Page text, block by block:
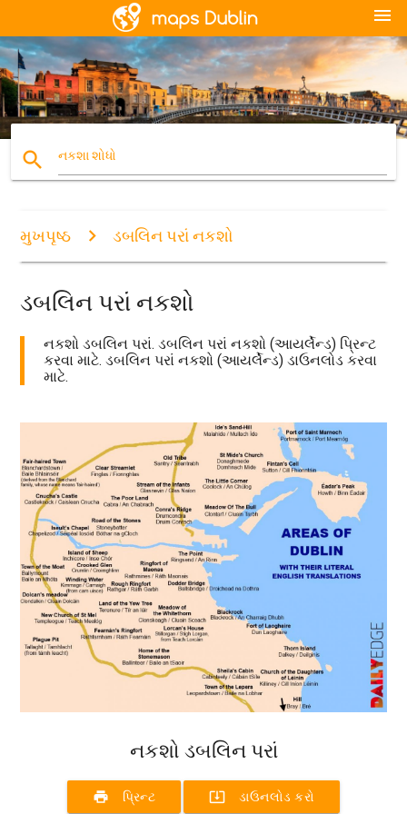
menu
search નકશા શોધો
મુખપૃષ્ઠ ડબલિન પરાં નકશો
ડબલિન પરાં નકશો
નકશો ડબલિન પરાં. ડબલિન પરાં નકશો (આયર્લેન્ડ) પ્રિન્ટ
કરવા માટે. ડબલિન પરાં નકશો (આયર્લેન્ડ) ડાઉનલોડ કરવા
માટે.
નકશો ડબલિન પરાં
print પ્રિન્ટ system_update_alt ડાઉનલોડ કરો